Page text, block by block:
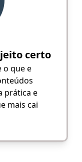
certo
o que e
prática e
mais cai